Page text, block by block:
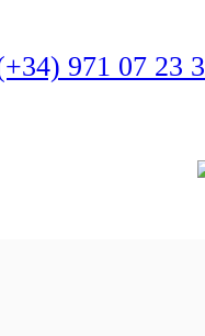
971 07 23